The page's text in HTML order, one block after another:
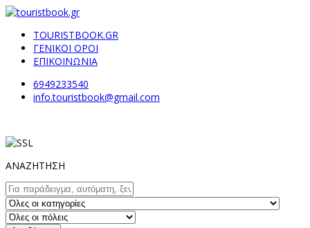
TOURISTBOOK.GR
ΓΕΝΙΚΟΙ ΟΡΟΙ
ΕΠΙΚΟΙΝΩΝΙΑ
6949233540
info.touristbook@gmail.com
ΑΝΑΖΗΤΗΣΗ